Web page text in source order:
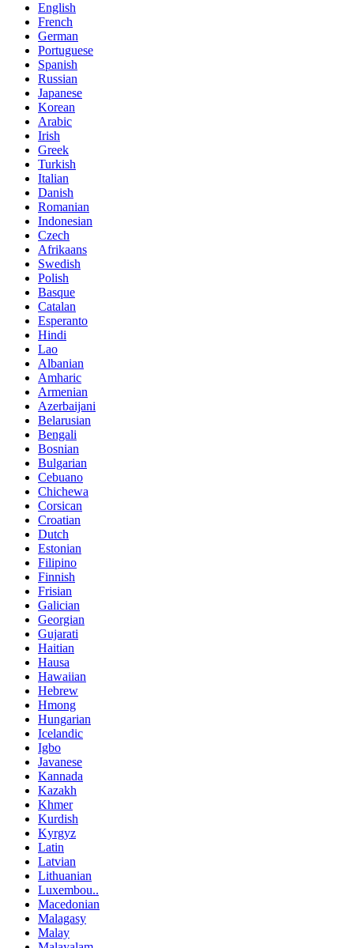
English
French
German
Portuguese
Spanish
Russian
Japanese
Korean
Arabic
Irish
Greek
Turkish
Italian
Danish
Romanian
Indonesian
Czech
Afrikaans
Swedish
Polish
Basque
Catalan
Esperanto
Hindi
Lao
Albanian
Amharic
Armenian
Azerbaijani
Belarusian
Bengali
Bosnian
Bulgarian
Cebuano
Chichewa
Corsican
Croatian
Dutch
Estonian
Filipino
Finnish
Frisian
Galician
Georgian
Gujarati
Haitian
Hausa
Hawaiian
Hebrew
Hmong
Hungarian
Icelandic
Igbo
Javanese
Kannada
Kazakh
Khmer
Kurdish
Kyrgyz
Latin
Latvian
Lithuanian
Luxembou..
Macedonian
Malagasy
Malay